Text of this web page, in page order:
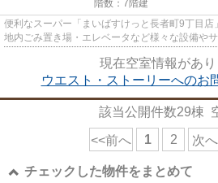
階数：7階建
便利なスーパー「まいばすけっと長者町9丁目
地内ごみ置き場・エレベータなど様々な設備や
現在空室情報があり
ウエスト・ストーリーへのお
該当公開件数29棟
<<前へ 1 2 次
チェックした物件をまとめて